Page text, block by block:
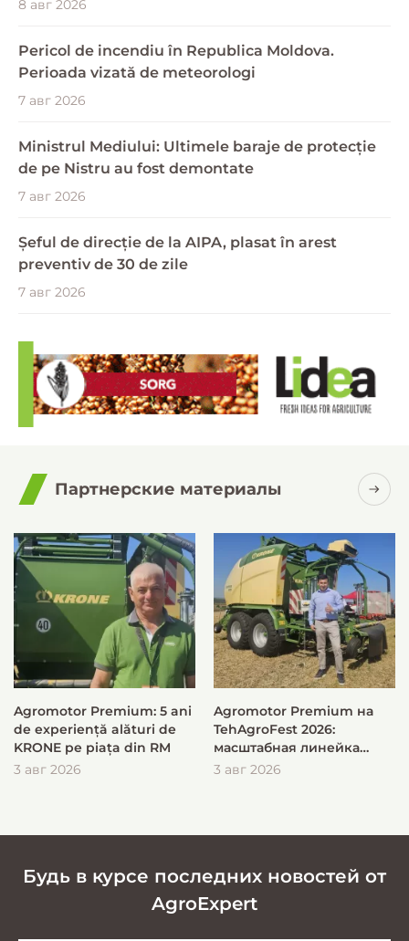
8 авг 2026
Pericol de incendiu în Republica Moldova.
Perioada vizată de meteorologi
7 авг 2026
Ministrul Mediului: Ultimele baraje de protecție
de pe Nistru au fost demontate
7 авг 2026
Șeful de direcție de la AIPA, plasat în arest
preventiv de 30 de zile
7 авг 2026
Партнерские материалы
Agromotor Premium: 5 ani
de experiență alături de
KRONE pe piața din RM
3 авг 2026
Agromotor Premium на
TehAgroFest 2026:
масштабная линейка
KRONE для быстрой и
3 авг 2026
Будь в курсе последних новостей от
AgroExpert